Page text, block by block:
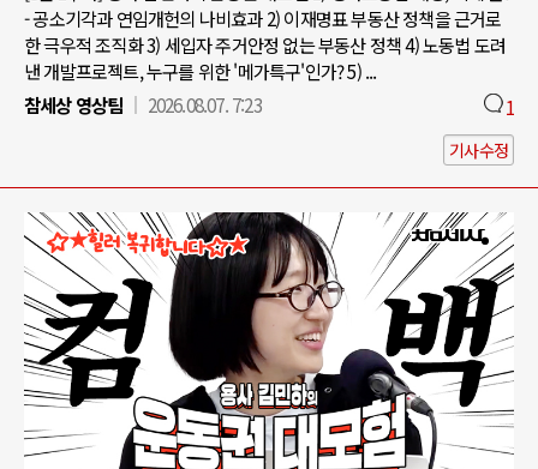
- 공소기각과 연임개헌의 나비효과 2) 이재명표 부동산 정책을 근거로
한 극우적 조직화 3) 세입자 주거안정 없는 부동산 정책 4) 노동법 도려
낸 개발프로젝트, 누구를 위한 '메가특구'인가? 5) ...
참세상 영상팀
2026.08.07. 7:23 1
기사수정